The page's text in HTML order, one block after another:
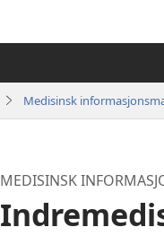
Medisinsk
MEDISINSK